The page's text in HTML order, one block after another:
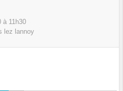
à 11h30
lez lannoy